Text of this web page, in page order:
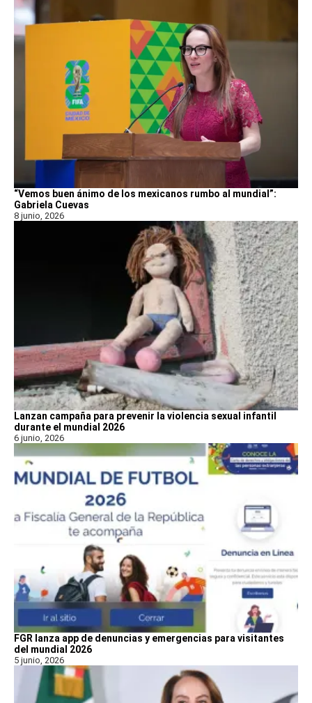
“Vemos buen ánimo de los mexicanos rumbo al mundial”:
Gabriela Cuevas
8 junio, 2026
Lanzan campaña para prevenir la violencia sexual infantil
durante el mundial 2026
6 junio, 2026
FGR lanza app de denuncias y emergencias para visitantes
del mundial 2026
5 junio, 2026